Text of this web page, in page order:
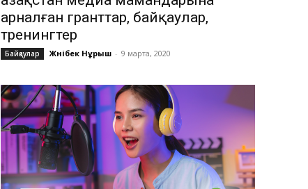
арналған гранттар, байқаулар,
тренингтер
Байқаулар Жәнібек Нұрыш - 9 марта, 2020